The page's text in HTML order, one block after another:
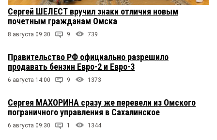
Сергей ШЕЛЕСТ вручил знаки отличия новым
почетным гражданам Омска
8 августа 09:30 9 739
Правительство РФ официально разрешило
продавать бензин Евро-2 и Евро-3
6 августа 14:00 9 1373
Сергея МАХОРИНА сразу же перевели из Омского
пограничного управления в Сахалинское
6 августа 09:30 1 1344